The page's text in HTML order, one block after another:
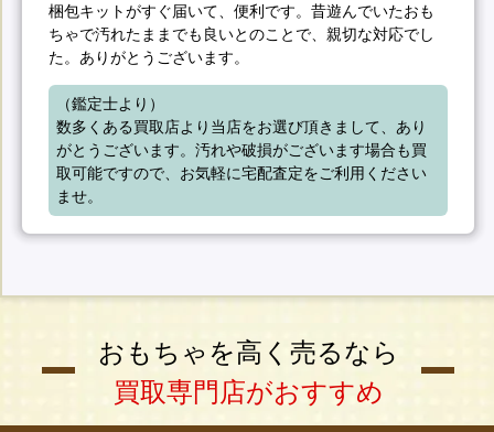
梱包キットがすぐ届いて、便利です。昔遊んでいたおも
ちゃで汚れたままでも良いとのことで、親切な対応でし
た。ありがとうございます。
（鑑定士より）
数多くある買取店より当店をお選び頂きまして、あり
がとうございます。汚れや破損がございます場合も買
取可能ですので、お気軽に宅配査定をご利用ください
ませ。
おもちゃを高く売るなら
買取専門店がおすすめ